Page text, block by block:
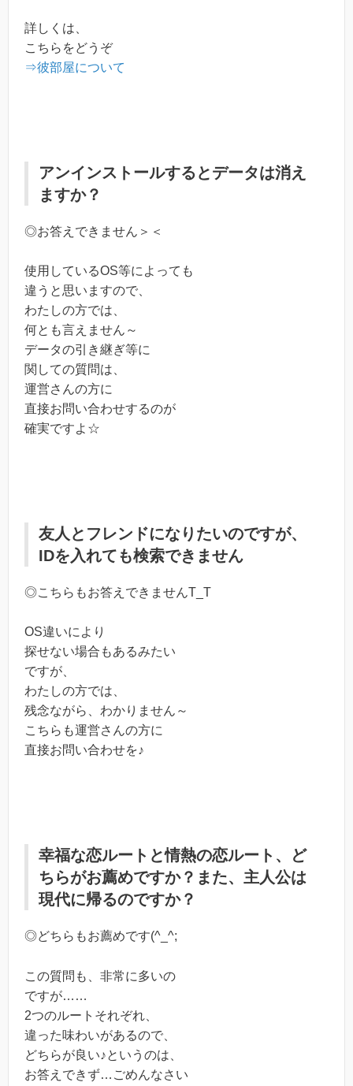
詳しくは、
こちらをどうぞ
⇒彼部屋について
アンインストールするとデータは消え
ますか？
◎お答えできません＞＜
使用しているOS等によっても
違うと思いますので、
わたしの方では、
何とも言えません～
データの引き継ぎ等に
関しての質問は、
運営さんの方に
直接お問い合わせするのが
確実ですよ☆
友人とフレンドになりたいのですが、
IDを入れても検索できません
◎こちらもお答えできませんT_T
OS違いにより
探せない場合もあるみたい
ですが、
わたしの方では、
残念ながら、わかりません～
こちらも運営さんの方に
直接お問い合わせを♪
幸福な恋ルートと情熱の恋ルート、ど
ちらがお薦めですか？また、主人公は
現代に帰るのですか？
◎どちらもお薦めです(^_^;
この質問も、非常に多いの
ですが……
2つのルートそれぞれ、
違った味わいがあるので、
どちらが良い♪というのは、
お答えできず…ごめんなさい